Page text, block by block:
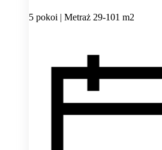
5 pokoi | Metraż 29-101 m2